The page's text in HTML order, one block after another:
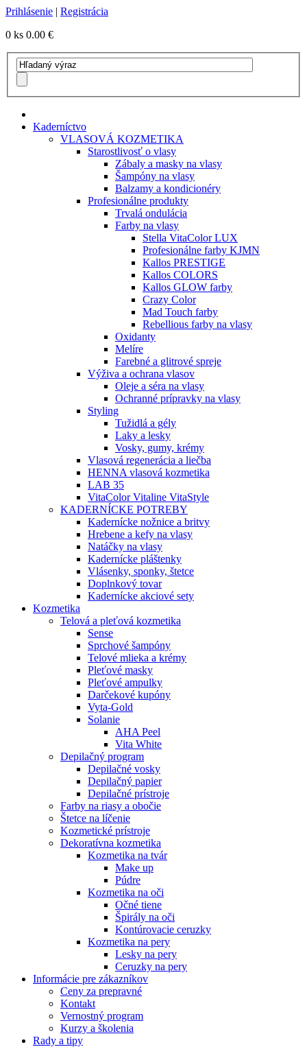
Prihlásenie | Registrácia
0 ks 0.00 €
Kaderníctvo
VLASOVÁ KOZMETIKA
Starostlivosť o vlasy
Zábaly a masky na vlasy
Šampóny na vlasy
Balzamy a kondicionéry
Profesionálne produkty
Trvalá ondulácia
Farby na vlasy
Stella VitaColor LUX
Profesionálne farby KJMN
Kallos PRESTIGE
Kallos COLORS
Kallos GLOW farby
Crazy Color
Mad Touch farby
Rebellious farby na vlasy
Oxidanty
Melíre
Farebné a glitrové spreje
Výživa a ochrana vlasov
Oleje a séra na vlasy
Ochranné prípravky na vlasy
Styling
Tužidlá a gély
Laky a lesky
Vosky, gumy, krémy
Vlasová regenerácia a liečba
HENNA vlasová kozmetika
LAB 35
VitaColor Vitaline VitaStyle
KADERNÍCKE POTREBY
Kadernícke nožnice a britvy
Hrebene a kefy na vlasy
Natáčky na vlasy
Kadernícke pláštenky
Vlásenky, sponky, štetce
Doplnkový tovar
Kadernícke akciové sety
Kozmetika
Telová a pleťová kozmetika
Sense
Sprchové šampóny
Telové mlieka a krémy
Pleťové masky
Pleťové ampulky
Darčekové kupóny
Vyta-Gold
Solanie
AHA Peel
Vita White
Depilačný program
Depilačné vosky
Depilačný papier
Depilačné prístroje
Farby na riasy a obočie
Štetce na líčenie
Kozmetické prístroje
Dekoratívna kozmetika
Kozmetika na tvár
Make up
Púdre
Kozmetika na oči
Očné tiene
Špirály na oči
Kontúrovacie ceruzky
Kozmetika na pery
Lesky na pery
Ceruzky na pery
Informácie pre zákazníkov
Ceny za prepravné
Kontakt
Vernostný program
Kurzy a školenia
Rady a tipy